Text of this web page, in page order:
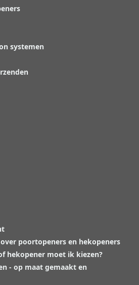
systemen
poortopeners en hekopeners
hekopener moet ik kiezen?
- op maat gemaakt en